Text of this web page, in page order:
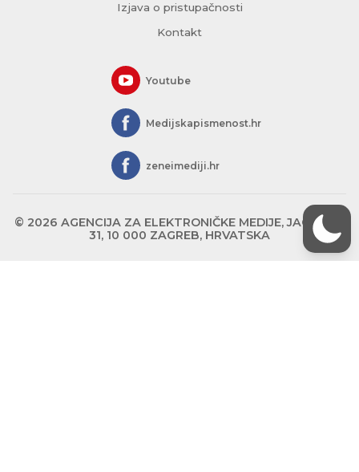
Izjava o pristupačnosti
Kontakt
Youtube
Medijskapismenost.hr
zeneimediji.hr
© 2026 AGENCIJA ZA ELEKTRONIČKE MEDIJE, JAGIĆEVA
31, 10 000 ZAGREB, HRVATSKA